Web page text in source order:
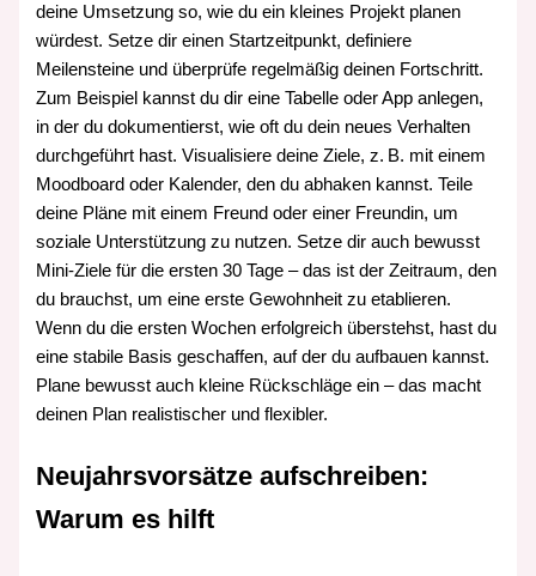
deine Umsetzung so, wie du ein kleines Projekt planen
würdest. Setze dir einen Startzeitpunkt, definiere
Meilensteine und überprüfe regelmäßig deinen Fortschritt.
Zum Beispiel kannst du dir eine Tabelle oder App anlegen,
in der du dokumentierst, wie oft du dein neues Verhalten
durchgeführt hast. Visualisiere deine Ziele, z. B. mit einem
Moodboard oder Kalender, den du abhaken kannst. Teile
deine Pläne mit einem Freund oder einer Freundin, um
soziale Unterstützung zu nutzen. Setze dir auch bewusst
Mini‑Ziele für die ersten 30 Tage – das ist der Zeitraum, den
du brauchst, um eine erste Gewohnheit zu etablieren.
Wenn du die ersten Wochen erfolgreich überstehst, hast du
eine stabile Basis geschaffen, auf der du aufbauen kannst.
Plane bewusst auch kleine Rückschläge ein – das macht
deinen Plan realistischer und flexibler.
Neujahrsvorsätze aufschreiben:
Warum es hilft